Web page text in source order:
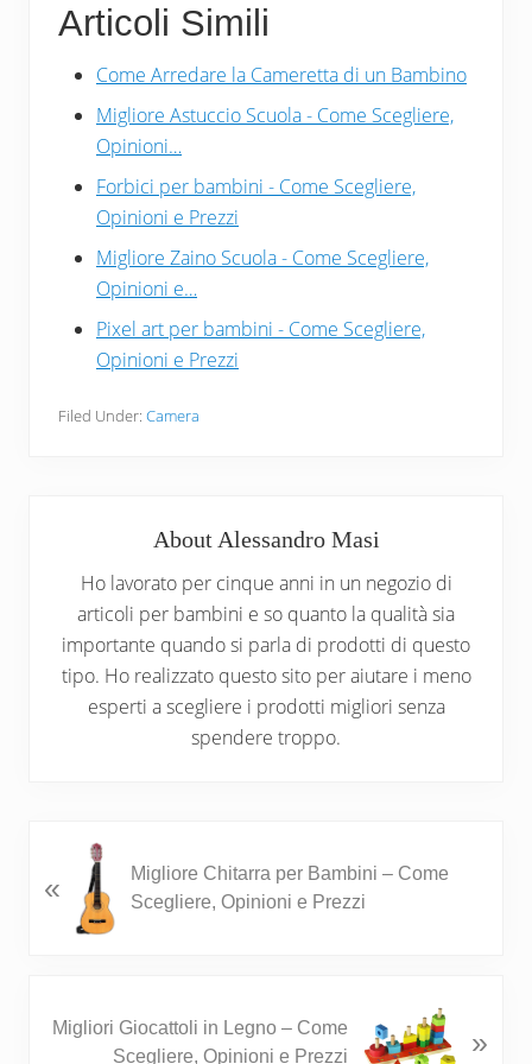
e
b
o
o
k
tt
er
er
e
st
ail
di
vi
Articoli Simili
Come Arredare la Cameretta di un Bambino
Migliore Astuccio Scuola - Come Scegliere,
Opinioni…
Forbici per bambini​ - Come Scegliere,
Opinioni e Prezzi
Migliore Zaino Scuola - Come Scegliere,
Opinioni e…
Pixel art per bambini​ - Come Scegliere,
Opinioni e Prezzi
Filed Under: Camera
About Alessandro Masi
Ho lavorato per cinque anni in un negozio di
articoli per bambini e so quanto la qualità sia
importante quando si parla di prodotti di questo
tipo. Ho realizzato questo sito per aiutare i meno
esperti a scegliere i prodotti migliori senza
spendere troppo.
r
u
«
Migliore Chitarra per Bambini – Come
Scegliere, Opinioni e Prezzi
eMigliori Giocattoli in Legno – Come
Scegliere, Opinioni e Prezzi
»